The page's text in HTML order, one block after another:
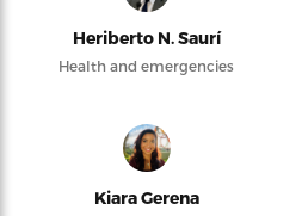
Heriberto N. Saurí
Health and emergencies
Kiara Gerena